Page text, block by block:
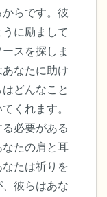
らです。彼
に励まして
スを探しま
なたに助け
どんなこと
くれます。
必要がある
たの肩と耳
たは祈りを
彼らはあな